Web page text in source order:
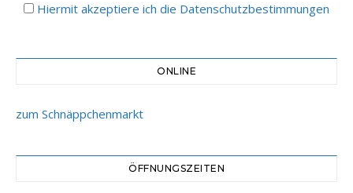
Hiermit akzeptiere ich die Datenschutzbestimmungen
ONLINE
zum Schnäppchenmarkt
ÖFFNUNGSZEITEN